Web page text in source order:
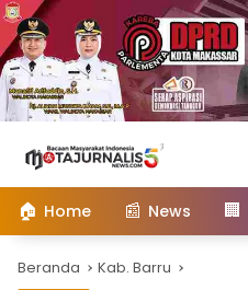
konten
🏠 Home 📰 News 🏢
Beranda Kab. Barru